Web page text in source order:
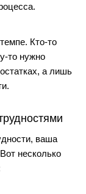
Кто-то
то нужно
а лишь
ваша
несколько